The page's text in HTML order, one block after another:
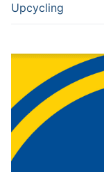
Upcycling